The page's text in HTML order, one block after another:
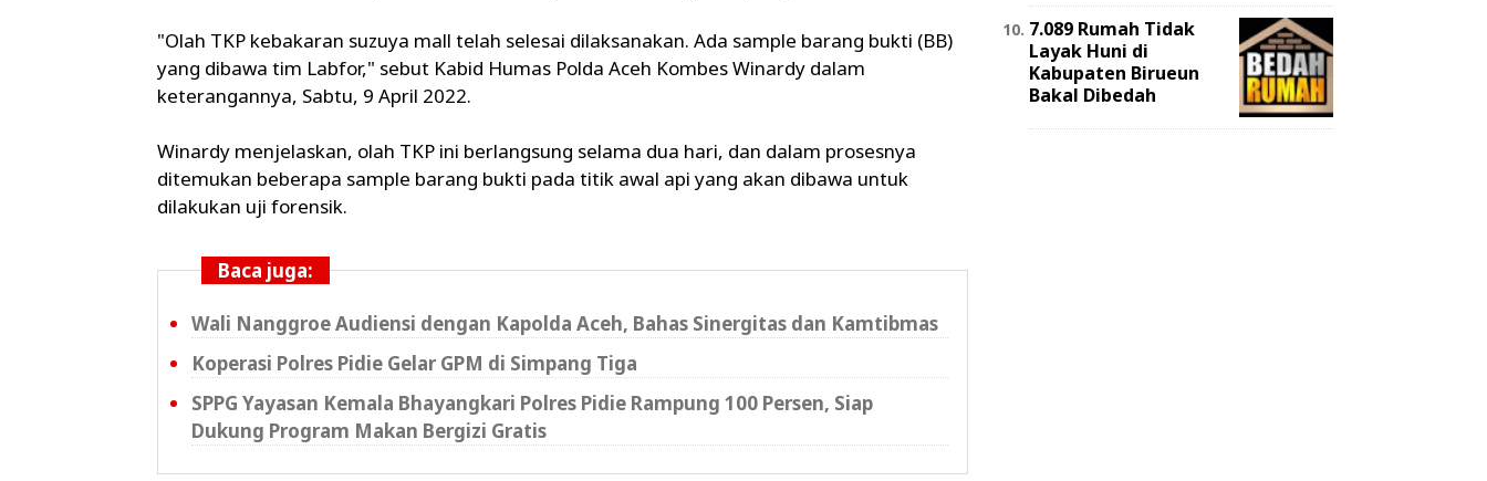
"Olah TKP kebakaran suzuya mall telah selesai dilaksanakan. Ada sample barang bukti (BB)
yang dibawa tim Labfor," sebut Kabid Humas Polda Aceh Kombes Winardy dalam
keterangannya, Sabtu, 9 April 2022.
Winardy menjelaskan, olah TKP ini berlangsung selama dua hari, dan dalam prosesnya
ditemukan beberapa sample barang bukti pada titik awal api yang akan dibawa untuk
dilakukan uji forensik.
Baca juga:
Wali Nanggroe Audiensi dengan Kapolda Aceh, Bahas Sinergitas dan Kamtibmas
Koperasi Polres Pidie Gelar GPM di Simpang Tiga
SPPG Yayasan Kemala Bhayangkari Polres Pidie Rampung 100 Persen, Siap
Dukung Program Makan Bergizi Gratis
7.089 Rumah Tidak
Layak Huni di
Kabupaten Birueun
Bakal Dibedah